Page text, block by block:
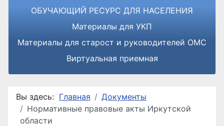
ОБУЧАЮЩИЙ РЕСУРС ДЛЯ НАСЕЛЕНИЯ
Материалы для УКП
Материалы для старост и руководителей ОМС
Виртуальная приемная
Вы здесь: Главная
Документы
Нормативные правовые акты Иркутской
области